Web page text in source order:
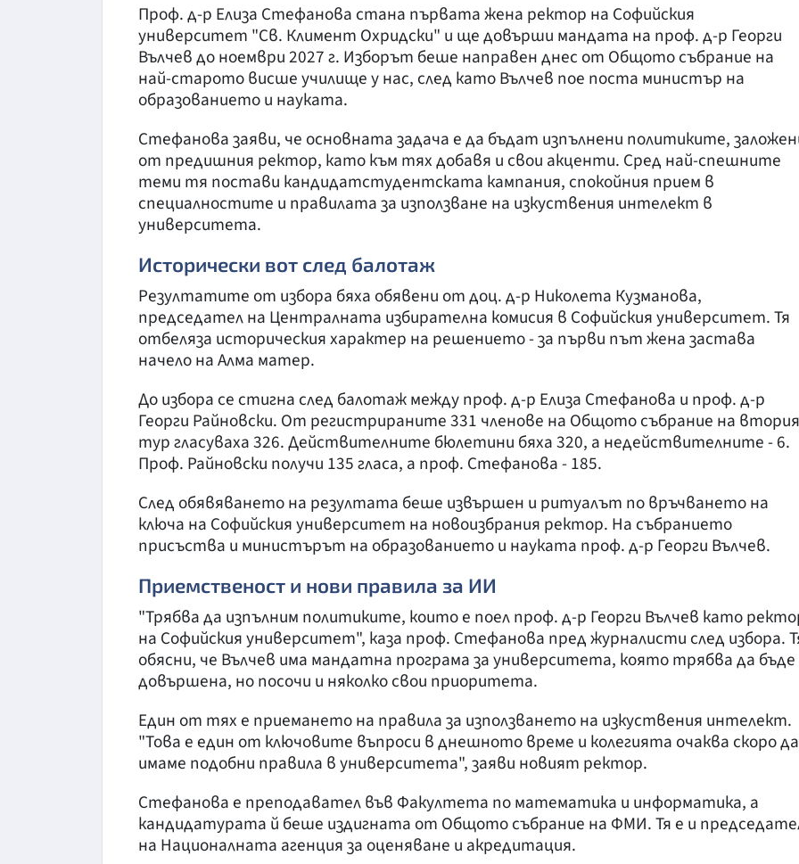
Проф. д-р Елиза Стефанова стана първата жена ректор на Софийския
университет "Св. Климент Охридски" и ще довърши мандата на проф. д-р Георги
Вълчев до ноември 2027 г. Изборът беше направен днес от Общото събрание на
най-старото висше училище у нас, след като Вълчев пое поста министър на
образованието и науката.
Стефанова заяви, че основната задача е да бъдат изпълнени политиките,
от предишния ректор, като към тях добавя и свои акценти. Сред най-спешните
теми тя постави кандидатстудентската кампания, спокойния прием в
специалностите и правилата за използване на изкуствения интелект в
университета.
Исторически вот след балотаж
Резултатите от избора бяха обявени от доц. д-р Николета Кузманова,
председател на Централната избирателна комисия в Софийския университет. Тя
отбеляза историческия характер на решението - за първи път жена застава
начело на Алма матер.
До избора се стигна след балотаж между проф. д-р Елиза Стефанова и проф. д-р
Георги Райновски. От регистрираните 331 членове на Общото събрание на втория
тур гласуваха 326. Действителните бюлетини бяха 320, а недействителните - 6.
Проф. Райновски получи 135 гласа, а проф. Стефанова - 185.
След обявяването на резултата беше извършен и ритуалът по връчването на
ключа на Софийския университет на новоизбрания ректор. На събранието
присъства и министърът на образованието и науката проф. д-р Георги Вълчев.
Приемственост и нови правила за ИИ
"Трябва да изпълним политиките, които е поел проф. д-р Георги Вълчев като
на Софийския университет", каза проф. Стефанова пред журналисти след избора.
обясни, че Вълчев има мандатна програма за университета, която трябва да бъде
довършена, но посочи и няколко свои приоритета.
Един от тях е приемането на правила за използването на изкуствения интелект.
"Това е един от ключовите въпроси в днешното време и колегията очаква скоро да
имаме подобни правила в университета", заяви новият ректор.
Стефанова е преподавател във Факултета по математика и информатика, а
кандидатурата й беше издигната от Общото събрание на ФМИ. Тя е и
на Националната агенция за оценяване и акредитация.